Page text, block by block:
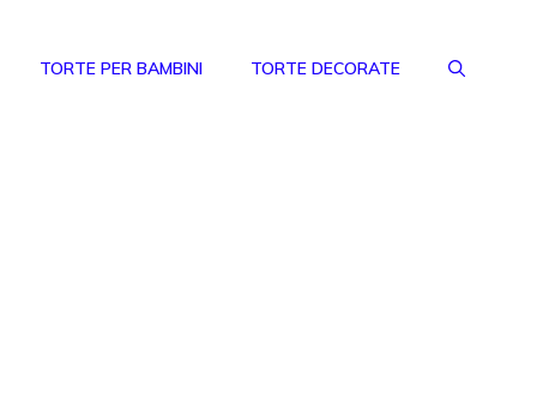
TORTE PER BAMBINI TORTE DECORATE